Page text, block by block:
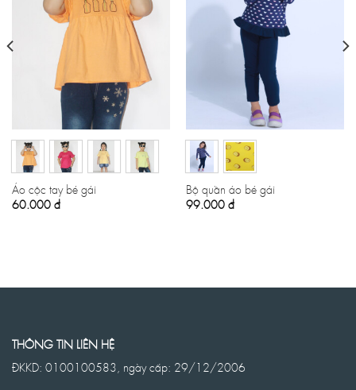
Áo cộc tay bé gái
60.000 đ
Bộ quần áo bé gái
99.000 đ
THÔNG TIN LIÊN HỆ
ĐKKD: 0100100583, ngày cấp: 29/12/2006